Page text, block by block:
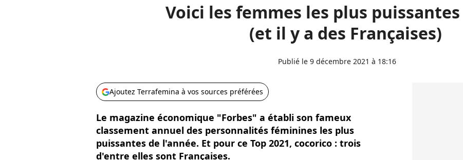
Voici les femmes les plus puissantes
(et il y a des Françaises)
Publié le 9 décembre 2021 à 18:16
Ajoutez Terrafemina à vos sources préférées
Le magazine économique "Forbes" a établi son fameux
classement annuel des personnalités féminines les plus
puissantes de l'année. Et pour ce Top 2021, cocorico : trois
d'entre elles sont Françaises.